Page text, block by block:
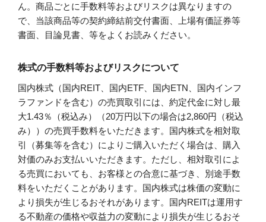
ん。商品ごとに手数料等およびリスクは異なりますの
で、当該商品等の契約締結前交付書面、上場有価証券等
書面、目論見書、等をよくお読みください。
株式の手数料等およびリスクについて
国内株式（国内REIT、国内ETF、国内ETN、国内インフ
ラファンドを含む）の売買取引には、約定代金に対し最
大1.43％（税込み）（20万円以下の場合は2,860円（税込
み））の売買手数料をいただきます。国内株式を相対取
引（募集等を含む）によりご購入いただく場合は、購入
対価のみお支払いいただきます。ただし、相対取引によ
る売買においても、お客様との合意に基づき、別途手数
料をいただくことがあります。国内株式は株価の変動に
より損失が生じるおそれがあります。国内REITは運用す
る不動産の価格や収益力の変動により損失が生じるおそ